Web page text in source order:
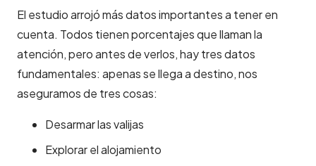
El estudio arrojó más datos importantes a tener en
cuenta. Todos tienen porcentajes que llaman la
atención, pero antes de verlos, hay tres datos
fundamentales: apenas se llega a destino, nos
aseguramos de tres cosas:
Desarmar las valijas
Explorar el alojamiento